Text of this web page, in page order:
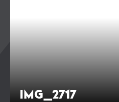
IMG_2717